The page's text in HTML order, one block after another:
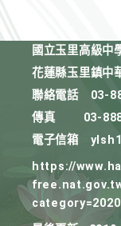
國立玉里高級中
花蓮縣玉里鎮中
聯絡電話
03-
傳真
03-
電子信箱
https://